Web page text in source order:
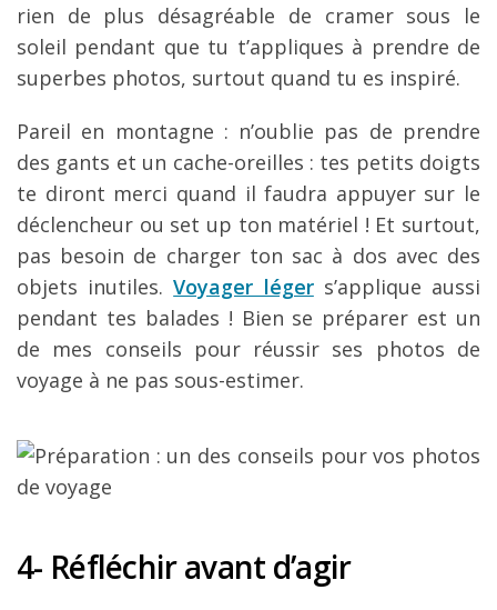
rien de plus désagréable de cramer sous le
soleil pendant que tu t’appliques à prendre de
superbes photos, surtout quand tu es inspiré.
Pareil en montagne : n’oublie pas de prendre
des gants et un cache-oreilles : tes petits doigts
te diront merci quand il faudra appuyer sur le
déclencheur ou set up ton matériel ! Et surtout,
pas besoin de charger ton sac à dos avec des
objets inutiles.Voyager légers’applique aussi
pendant tes balades ! Bien se préparer est un
de mes conseils pour réussir ses photos de
voyage à ne pas sous-estimer.
4- Réfléchir avant d’agir